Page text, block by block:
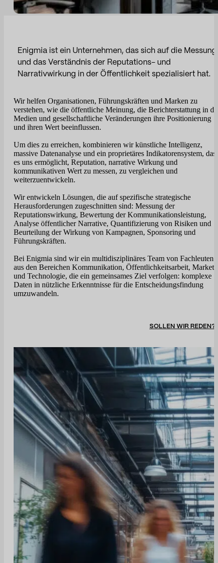
Sport
Sport und Talent
Öffentliche Einrichtungen
Enigmia ist ein Unternehmen, das sich auf die Messung
und das Verständnis der Reputations- und
Narrativwirkung in der Öffentlichkeit spezialisiert hat.
Wir helfen Organisationen, Führungskräften und Marken zu
verstehen, wie die öffentliche Meinung, die Berichterstattung in
Medien und gesellschaftliche Veränderungen ihre Positionierung
und ihren Wert beeinflussen.
Um dies zu erreichen, kombinieren wir künstliche Intelligenz,
massive Datenanalyse und ein proprietäres Indikatorensystem, das
es uns ermöglicht, Reputation, narrative Wirkung und
kommunikativen Wert zu messen, zu vergleichen und
weiterzuentwickeln.
Wir entwickeln Lösungen, die auf spezifische strategische
Herausforderungen zugeschnitten sind: Messung der
Reputationswirkung, Bewertung der Kommunikationsleistung,
Analyse öffentlicher Narrative, Quantifizierung von Risiken und
Beurteilung der Wirkung von Kampagnen, Sponsoring und
Führungskräften.
Bei Enigmia sind wir ein multidisziplinäres Team von Fachleuten
aus den Bereichen Kommunikation, Öffentlichkeitsarbeit,
und Technologie, die ein gemeinsames Ziel verfolgen: komplexe
Daten in nützliche Erkenntnisse für die Entscheidungsfindung
umzuwandeln.
SOLLEN WIR REDEN?